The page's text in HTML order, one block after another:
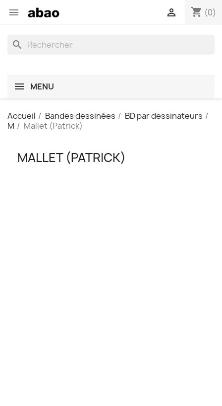
 shopping_cart (0)

search
MENU
Accueil Bandes dessinées
BD par dessinateurs
M
Mallet (Patrick)
MALLET (PATRICK)